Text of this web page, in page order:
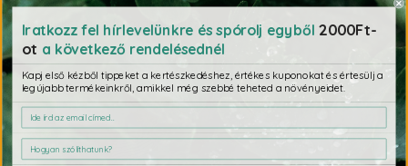
méreteket és a formákat? Nézd meg az Ergo magasított
ágyástminden elérhető méretben.
Iratkozz fel hírlevelünkre és spórolj egyből 2000Ft-
ot a következő rendelésednél
Kapj első kézből tippeket a kertészkedéshez, értékes kuponokat és értesülj a
legújabb termékeinkről, amikkel még szebbé teheted a növényeidet.